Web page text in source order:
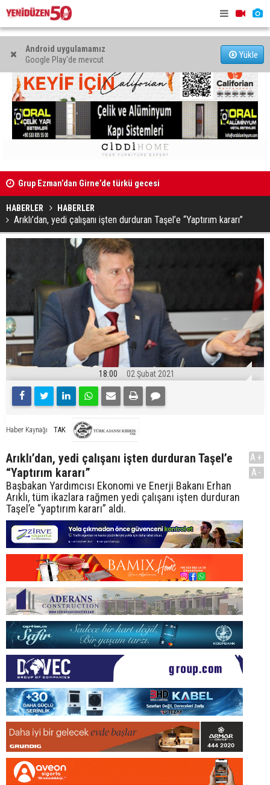
Android uygulamamız
Google Play'de mevcut
Yükle
Kıbrıs’ın güneyinde yıllık enflasyon temmuzda yüzde 2,9
oldu
HABERLER HABERLER
Arıklı’dan, yedi çalışanı işten durduran Taşel’e “Yaptırım kararı”
18:00 02 Şubat 2021
Haber Kaynağı TAK
Arıklı’dan, yedi çalışanı işten durduran Taşel’e
“Yaptırım kararı”
Başbakan Yardımcısı Ekonomi ve Enerji Bakanı Erhan
Arıklı, tüm ikazlara rağmen yedi çalışanı işten durduran
Taşel’e “yaptırım kararı” aldı.
A+
A-